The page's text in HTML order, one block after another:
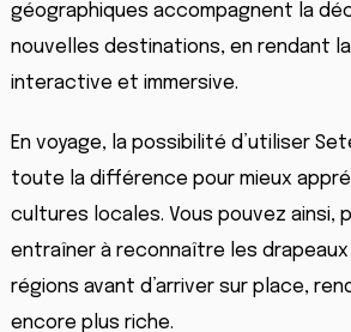
géographiques accompagnent la
nouvelles destinations, en rendant
interactive et immersive.
En voyage, la possibilité d’utiliser
toute la différence pour mieux
cultures locales. Vous pouvez ainsi,
entraîner à reconnaître les
régions avant d’arriver sur place,
encore plus riche.